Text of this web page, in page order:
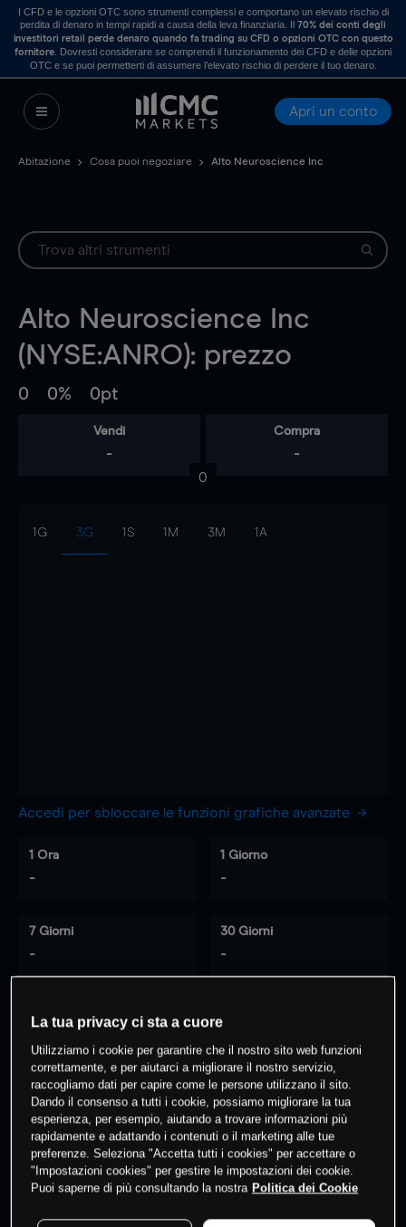
I CFD e le opzioni OTC sono strumenti complessi e comportano un elevato rischio di
perdita di denaro in tempi rapidi a causa della leva finanziaria. Il70% dei conti degli
investitori retail perde denaro quando fa trading su CFD o opzioni OTC con questo
fornitore . Dovresti considerare se comprendi il funzionamento dei CFD e delle opzioni
OTC e se puoi permetterti di assumere l’elevato rischio di perdere il tuo denaro.
Apri un conto
Abitazione Cosa puoi negoziare Alto Neuroscience Inc
Alto Neuroscience Inc
(NYSE:ANRO): prezzo
0 0% 0pt
Vendi
-
Compra
-
0
1G 3G 1S 1M 3M 1A
Accedi per sbloccare le funzioni grafiche avanzate
1 Ora
-
1 Giorno
-
7 Giorni
-
30 Giorni
-
0 % dei clienti hanno posizioni
questo prodotto
Fai trading
La tua privacy ci sta a cuore
Utilizziamo i cookie per garantire che il nostro sito web funzioni
correttamente, e per aiutarci a migliorare il nostro servizio,
raccogliamo dati per capire come le persone utilizzano il sito.
Dando il consenso a tutti i cookie, possiamo migliorare la tua
esperienza, per esempio, aiutando a trovare informazioni più
rapidamente e adattando i contenuti o il marketing alle tue
preferenze. Seleziona "Accetta tutti i cookies" per accettare o
"Impostazioni cookies" per gestire le impostazioni dei cookie.
Puoi saperne di più consultando la nostra Politica dei Cookie